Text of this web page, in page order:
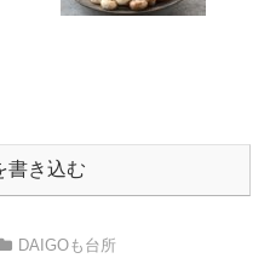
書き込む
DAIGOも台所